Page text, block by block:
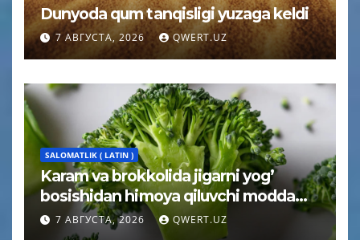
Dunyoda qum tanqisligi yuzaga keldi
7 АВГУСТА, 2026 QWERT.UZ
SALOMATLIK ( LATIN )
Karam va brokkolida jigarni yog’
bosishidan himoya qiluvchi modda
topildi
7 АВГУСТА, 2026 QWERT.UZ